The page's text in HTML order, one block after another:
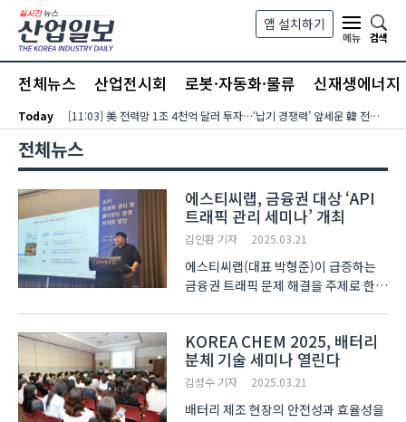
본문 바로가기
앱 설치하기
메뉴
검색
전체뉴스 산업전시회 로봇·자동화·물류 신재생에너지
Today [11:03] 美 전력망 1조 4천억 달러 투자…‘납기 경쟁력’ 앞세운 韓 전력기자재 수출 호조
전체뉴스
에스티씨랩, 금융권 대상 ‘API
트래픽 관리 세미나’ 개최
김인환 기자 2025.03.21
에스티씨랩(대표 박형준)이 급증하는
금융권 트래픽 문제 해결을 주제로 한
관리 및 클라우드 운영 최적화 방안’을
주제로 열린 이번 행사에는 은행, 보험,
카드, 증권사 등 ..
KOREA CHEM 2025, 배터리
분체 기술 세미나 열린다
김성수 기자 2025.03.21
배터리 제조 현장의 안전성과 효율성을